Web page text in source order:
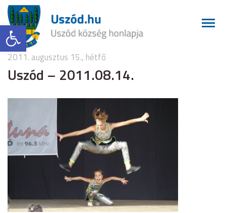
Eszköztár megnyitása
2011. augusztus 15., hétfő
Uszód – 2011.08.14.